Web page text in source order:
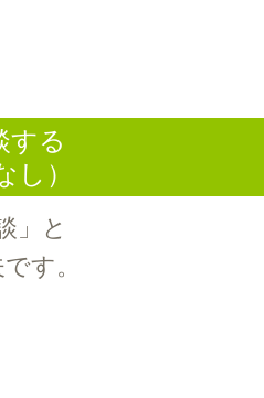
する
し）
」と
す。